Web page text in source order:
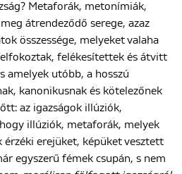
Metaforák, metonímiák,
átrendeződő serege, azaz
összessége, melyeket valaha
felékesítettek és átvitt
amelyek utóbb, a hosszú
kanonikusnak és kötelezőnek
az igazságok illúziók,
illúziók, metaforák, melyek
érzéki erejüket, képüket vesztett
egyszerű fémek csupán, s nem